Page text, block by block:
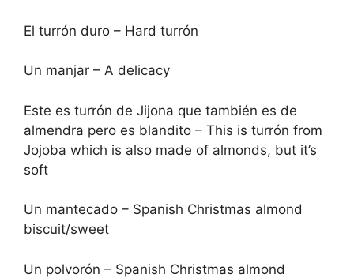
El turrón duro – Hard turrón
Un manjar – A delicacy
Este es turrón de Jijona que también es de
almendra pero es blandito – This is turrón from
Jojoba which is also made of almonds, but it’s
soft
Un mantecado – Spanish Christmas almond
biscuit/sweet
Un polvorón – Spanish Christmas almond